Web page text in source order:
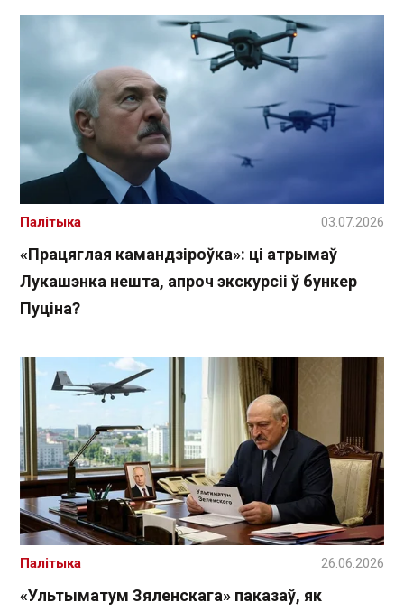
«Працяглая камандзіроўка»: ці атрымаў
Лукашэнка нешта, апроч экскурсіі ў бункер
Пуціна?
Палітыка 03.07.2026
«Ультыматум Зяленскага» паказаў, як
Палітыка 26.06.2026